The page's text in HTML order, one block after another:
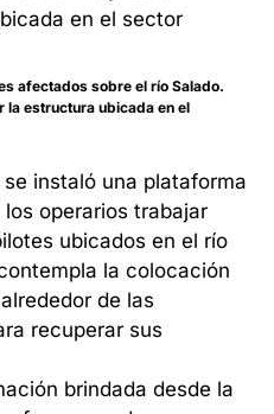
afectados sobre el río Salado.
la estructura ubicada en el
instaló una plataforma
operarios trabajar
ubicados en el río
la colocación
de las
recuperar sus
brindada desde la